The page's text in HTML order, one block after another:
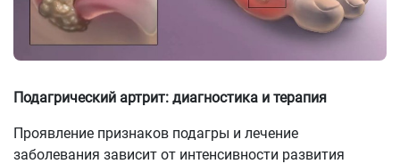
Подагрический артрит: диагностика и терапия
Проявление признаков подагры и лечение
заболевания зависит от интенсивности развития